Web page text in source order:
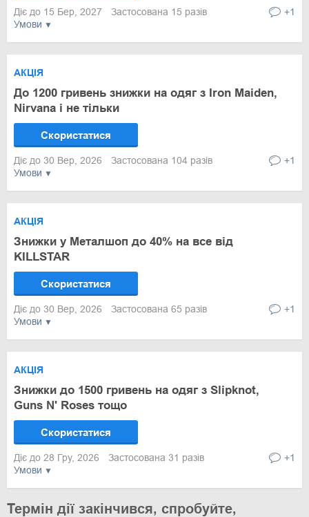
Умови
Діє до 15 Бер, 2027 Застосована 15 разів +1
Умови
АКЦІЯ
До 1200 гривень знижки на одяг з Iron Maiden,
Nirvana і не тільки
Скористатися
Діє до 30 Вер, 2026 Застосована 104 разів +1
Умови
АКЦІЯ
Знижки у Металшоп до 40% на все від
KILLSTAR
Скористатися
Діє до 30 Вер, 2026 Застосована 65 разів +1
Умови
АКЦІЯ
Знижки до 1500 гривень на одяг з Slipknot,
Guns N' Roses тощо
Скористатися
Діє до 28 Гру, 2026 Застосована 31 разів +1
Термін дії закінчився, спробуйте,